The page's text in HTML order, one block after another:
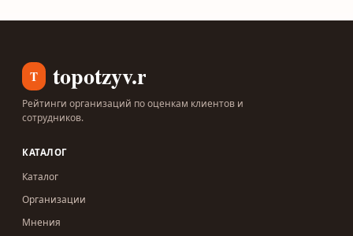
T topotzyv.ru
Рейтинги организаций по оценкам клиентов и
сотрудников.
КАТАЛОГ
Каталог
Организации
Мнения